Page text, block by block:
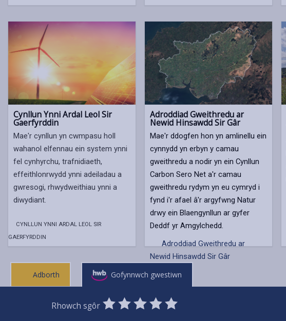
Cynllun Ynni Ardal Leol Sir
Gaerfyrddin
Mae'r cynllun yn cwmpasu holl
wahanol elfennau ein system ynni
fel cynhyrchu, trafnidiaeth,
effeithlonrwydd ynni adeiladau a
gwresogi, rhwydweithiau ynni a
diwydiant.
CYNLLUN YNNI ARDAL LEOL SIR
GAERFYRDDIN
Adroddiad Gweithredu ar
Newid Hinsawdd Sir Gâr
Mae'r ddogfen hon yn amlinellu ein
cynnydd yn erbyn y camau
gweithredu a nodir yn ein Cynllun
Carbon Sero Net a'r camau
gweithredu rydym yn eu cymryd i
fynd i'r afael â'r argyfwng Natur
drwy ein Blaengynllun ar gyfer
Deddf yr Amgylchedd.
Adroddiad Gweithredu ar
Newid Hinsawdd Sir Gâr
Adborth Gofynnwch gwestiwn
Rhowch sgôr
0
Stars
1
Star
2
Stars
3
Stars
4
Stars
5
Stars